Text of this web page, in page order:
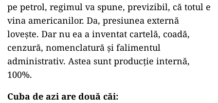
pe petrol, regimul va spune, previzibil, că totul e
vina americanilor. Da, presiunea externă
lovește. Dar nu ea a inventat cartelă, coadă,
cenzură, nomenclatură și falimentul
administrativ. Astea sunt producție internă,
100%.
Cuba de azi are două căi: